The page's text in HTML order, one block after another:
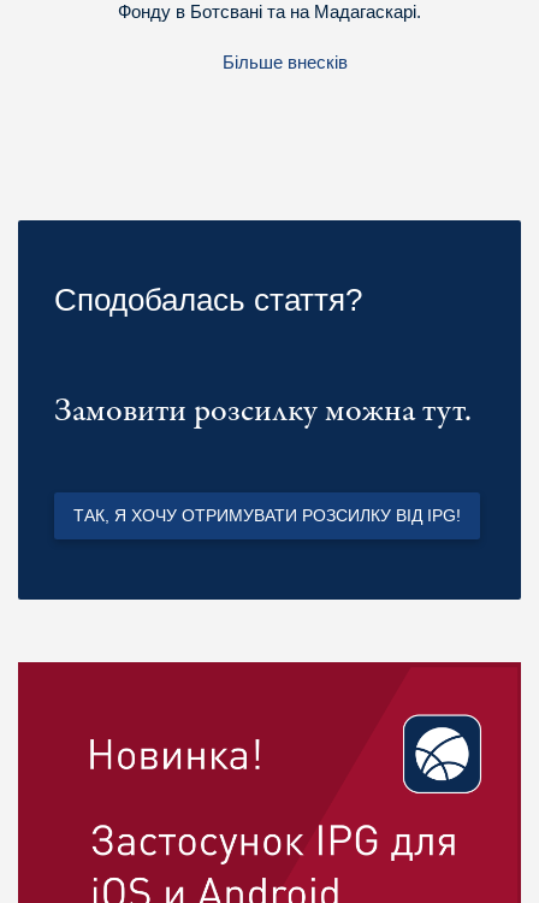
Фонду в Ботсвані та на Мадагаскарі.
Більше внесків
Сподобалась стаття?
Замовити розсилку можна тут.
ТАК, Я ХОЧУ ОТРИМУВАТИ РОЗСИЛКУ ВІД IPG!